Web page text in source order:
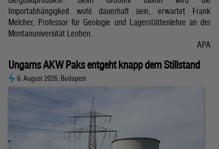
Importabhängigkeit wohl dauerhaft sein, erwartet Frank
Melcher, Professor für Geologie und Lagerstättenlehre an der
Montanuniversität Leoben.
APA
Ungarns AKW Paks entgeht knapp dem Stillstand
6. August 2026, Budapest